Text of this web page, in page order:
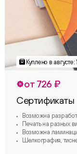
от 726 ₽
Сертификаты
Возможна
Печать на разных
Возможна
Шелкография,